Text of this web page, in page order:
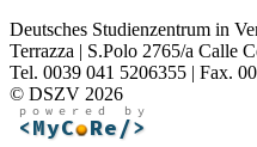
Deutsches Studienzentrum in
Terrazza | S.Polo 2765/a Calle
Tel. 0039 041 5206355 | Fax.
© DSZV 2026